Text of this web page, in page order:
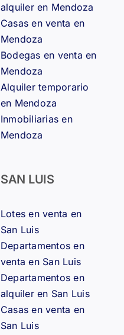
alquiler en Mendoza
Casas en venta en
Mendoza
Bodegas en venta en
Mendoza
Alquiler temporario
en Mendoza
Inmobiliarias en
Mendoza
SAN LUIS
Lotes en venta en
San Luis
Departamentos en
venta en San Luis
Departamentos en
alquiler en San Luis
Casas en venta en
San Luis